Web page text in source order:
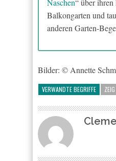
Naschen“ über ihren
Balkongarten und
anderen Garten-
Bilder: © Annette
VERWANDTE BEGRIFFE